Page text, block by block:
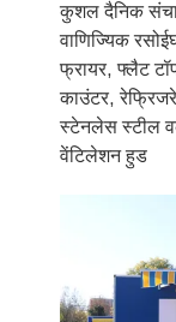
कुशल दैनिक
वाणिज्यिक
फ्रायर, फ्लैट
काउंटर,
स्टेनलेस स्टील
वेंटिलेशन हुड